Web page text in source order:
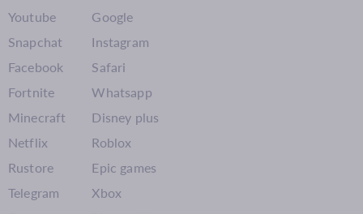
Youtube
Google
Snapchat
Instagram
Facebook
Safari
Fortnite
Whatsapp
Minecraft
Disney plus
Netflix
Roblox
Rustore
Epic games
Telegram
Xbox